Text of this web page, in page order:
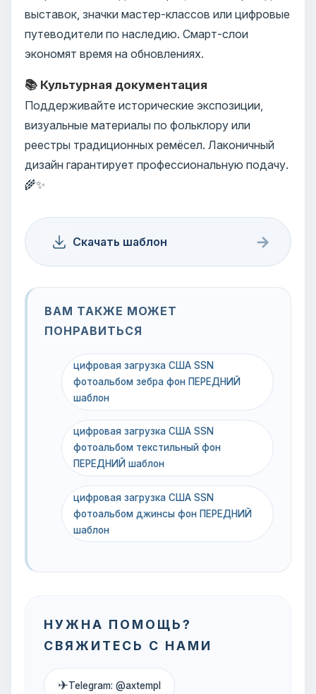
выставок, значки мастер-классов или цифровые
путеводители по наследию. Смарт-слои
экономят время на обновлениях.
📚 Культурная документация
Поддерживайте исторические экспозиции,
визуальные материалы по фольклору или
реестры традиционных ремёсел. Лаконичный
дизайн гарантирует профессиональную подачу.
🌾✨
Скачать шаблон →
ВАМ ТАКЖЕ МОЖЕТ
ПОНРАВИТЬСЯ
цифровая загрузка США SSN
фотоальбом зебра фон ПЕРЕДНИЙ
шаблон
цифровая загрузка США SSN
фотоальбом текстильный фон
ПЕРЕДНИЙ шаблон
цифровая загрузка США SSN
фотоальбом джинсы фон ПЕРЕДНИЙ
шаблон
НУЖНА ПОМОЩЬ?
СВЯЖИТЕСЬ С НАМИ
✈Telegram: @axtempl